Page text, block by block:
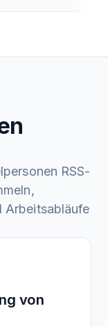
RSS-
Arbeitsabläufe
von